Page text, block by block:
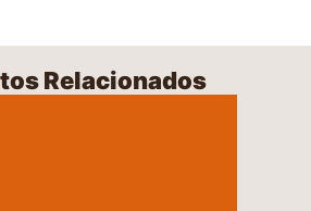
Relacionados